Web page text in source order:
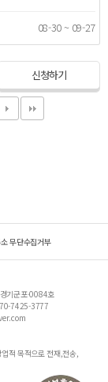
08-30 ~ 09-27
신청하기
무단수집거부
기군포-0084호
7425-3777
적 목적으로 전재,전송,